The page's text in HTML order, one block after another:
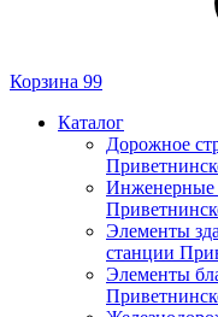
Корзина 99
Каталог
Дорожное
Инженерные
Элементы
станции
Элементы